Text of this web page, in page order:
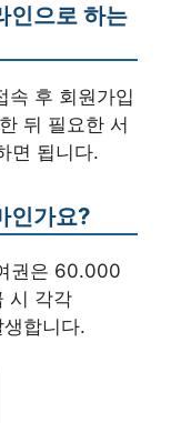
인으로 하는
속 후 회원가입
뒤 필요한 서
면 됩니다.
인가요?
권은 60.000
시 각각
합니다.